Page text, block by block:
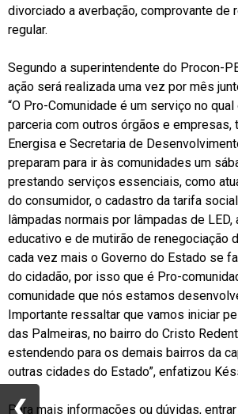
divorciado a averbação, comprovante de
regular.
Segundo a superintendente do Procon-
ação será realizada uma vez por mês
“O Pro-Comunidade é um serviço no
parceria com outros órgãos e empresas,
Energisa e Secretaria de
preparam para ir às comunidades um
prestando serviços essenciais, como
do consumidor, o cadastro da tarifa
lâmpadas normais por lâmpadas de LED,
educativo e de mutirão de renegociação
cada vez mais o Governo do Estado se
do cidadão, por isso que é Pro-
comunidade que nós estamos
Importante ressaltar que vamos iniciar
das Palmeiras, no bairro do Cristo
estendendo para os demais bairros da
outras cidades do Estado”, enfatizou
Para mais informações ou dúvidas,
❮
❮